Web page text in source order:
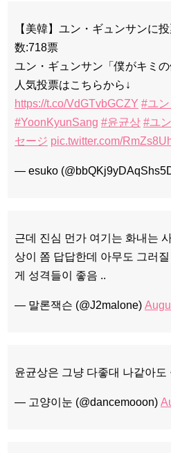
【美韓】ユン・ギュンサンに
数:718票
ユン・ギュンサン「僕がキミの
人気投票はこちらから↓
https://t.co/VdGTvbGCZY #ユ
#YoonKyunSang #윤균상 #ユ
セージ pic.twitter.com/
— esuko
근데 진심 먼가 여기는 화내는
상이 쫌 답답한데 아무도 그러
게 성격들이 좋음 ..
— 말론잭슨 (@J2malone)
윤균상은 그냥 다좋대 나같아도
— 고양이눈 (@dancemooon)